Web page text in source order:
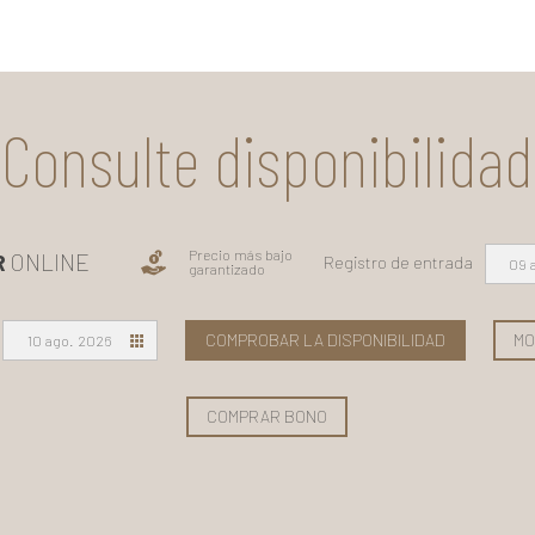
Consulte disponibilidad
ONLINE Precio más bajo
garantizado Registro de entrada 09
10 ago. 2026 COMPROBAR LA DISPONIBILIDAD
COMPRAR BONO